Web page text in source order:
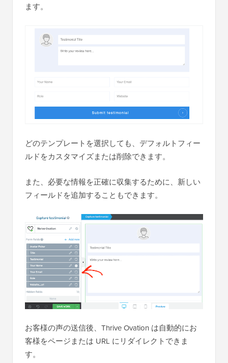
ます。
どのテンプレートを選択しても、デフォルトフィー
ルドをカスタマイズまたは削除できます。
また、必要な情報を正確に収集するために、新しい
フィールドを追加することもできます。
お客様の声の送信後、Thrive Ovation は自動的にお
客様をページまたは URL にリダイレクトできま
す。